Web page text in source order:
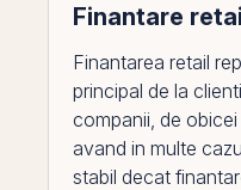
Finantare
Finantarea retail
principal de la
companii, de
avand in multe
stabil decat